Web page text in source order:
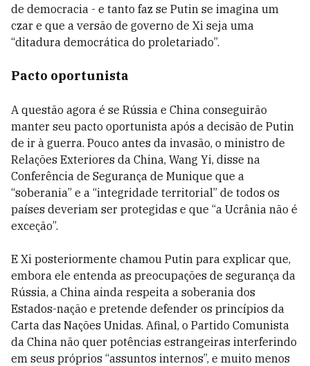
de democracia - e tanto faz se Putin se imagina um
czar e que a versão de governo de Xi seja uma
“ditadura democrática do proletariado”.
Pacto oportunista
A questão agora é se Rússia e China conseguirão
manter seu pacto oportunista após a decisão de Putin
de ir à guerra. Pouco antes da invasão, o ministro de
Relações Exteriores da China, Wang Yi, disse na
Conferência de Segurança de Munique que a
“soberania” e a “integridade territorial” de todos os
países deveriam ser protegidas e que “a Ucrânia não é
exceção”.
E Xi posteriormente chamou Putin para explicar que,
embora ele entenda as preocupações de segurança da
Rússia, a China ainda respeita a soberania dos
Estados-nação e pretende defender os princípios da
Carta das Nações Unidas. Afinal, o Partido Comunista
da China não quer potências estrangeiras interferindo
em seus próprios “assuntos internos”, e muito menos